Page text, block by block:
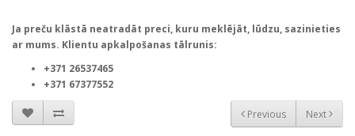
Ja preču klāstā neatradāt preci, kuru meklējāt, lūdzu, sazinieties
ar mums. Klientu apkalpošanas tālrunis:
+371 26537465
+371 67377552
Previous Next